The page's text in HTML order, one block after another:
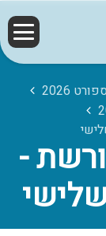
2026
-